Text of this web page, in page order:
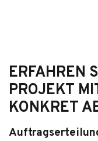
ERFAHREN
PROJEKT
KONKRET